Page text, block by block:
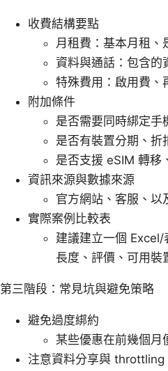
收費結構要點
月租費：基本月租、
資料與通話：包含的
特殊費用：啟用費、
附加條件
是否需要同時綁定
是否有裝置分期、折
是否支援 eSIM 轉移
資訊來源與數據來源
官方網站、客服、以
實際案例比較表
建議建立一個
長度、評價、可用裝
第三階段：常見坑與避免策略
避免過度綁約
某些優惠在前幾個月
注意資料分享與 throttling